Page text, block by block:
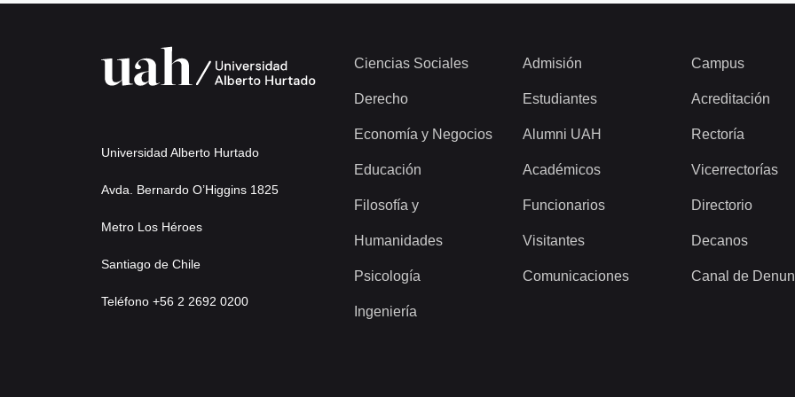
Universidad Alberto Hurtado
Avda. Bernardo O’Higgins 1825
Metro Los Héroes
Santiago de Chile
Teléfono +56 2 2692 0200
Ciencias Sociales
Derecho
Economía y Negocios
Educación
Filosofía y
Humanidades
Psicología
Ingeniería
Admisión
Estudiantes
Alumni UAH
Académicos
Funcionarios
Visitantes
Comunicaciones
Campus
Acreditación
Rectoría
Vicerrectorías
Directorio
Decanos
Canal de